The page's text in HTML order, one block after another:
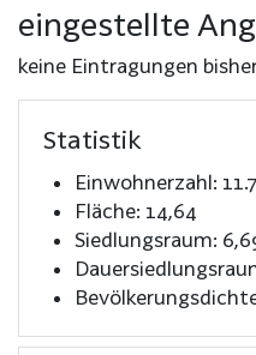
eingestellte
keine Eintragungen
Statistik
Einwohnerzahl:
Fläche: 14,64
Siedlungsraum: